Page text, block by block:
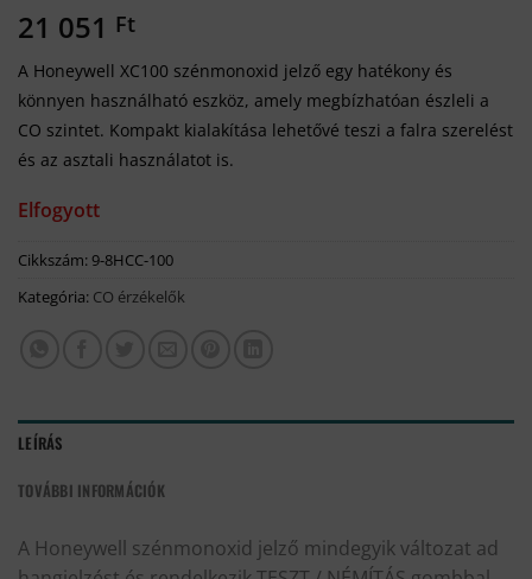
21 051 Ft
A Honeywell XC100 szénmonoxid jelző egy hatékony és
könnyen használható eszköz, amely megbízhatóan észleli a
CO szintet. Kompakt kialakítása lehetővé teszi a falra szerelést
és az asztali használatot is.
Elfogyott
Cikkszám: 9-8HCC-100
Kategória: CO érzékelők
LEÍRÁS
TOVÁBBI INFORMÁCIÓK
A Honeywell szénmonoxid jelző mindegyik változat ad